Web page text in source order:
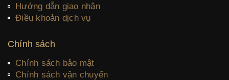
Hướng dẫn giao nhận
Điều khoản dịch vụ
Chính sách
Chính sách bảo mật
Chính sách vận chuyển